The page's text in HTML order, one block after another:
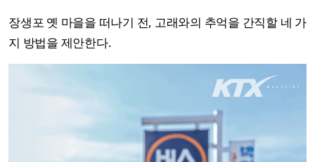
장생포 옛 마을을 떠나기 전, 고래와의 추억을 간직할 네 가
지 방법을 제안한다.